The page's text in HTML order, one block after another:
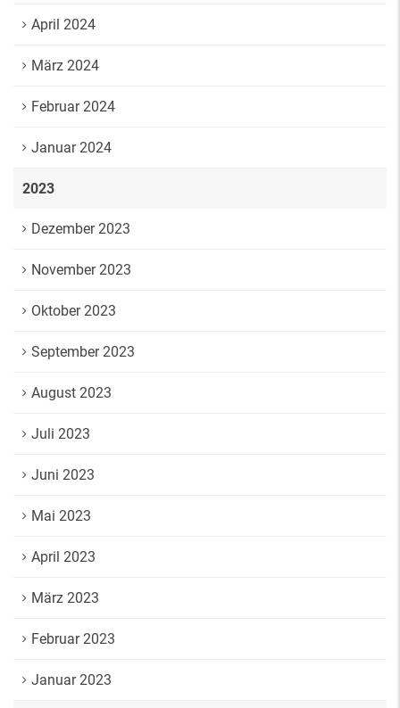
April 2024
März 2024
Februar 2024
Januar 2024
2023
Dezember 2023
November 2023
Oktober 2023
September 2023
August 2023
Juli 2023
Juni 2023
Mai 2023
April 2023
März 2023
Februar 2023
Januar 2023